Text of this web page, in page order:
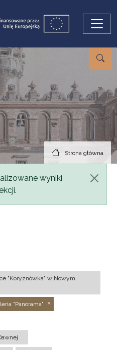
Strona główna
wyniki
"Koryznówka" w Nowym
"Panorama"